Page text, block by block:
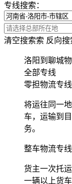
专线搜索：
索 反向搜
清空搜索
洛阳到聊城
全部专线
零担物流专线
将运往同一
车，运输到
务。
整车物流专线
货主一次托
一辆以上货